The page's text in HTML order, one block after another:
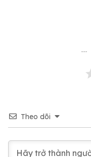
Theo dõi